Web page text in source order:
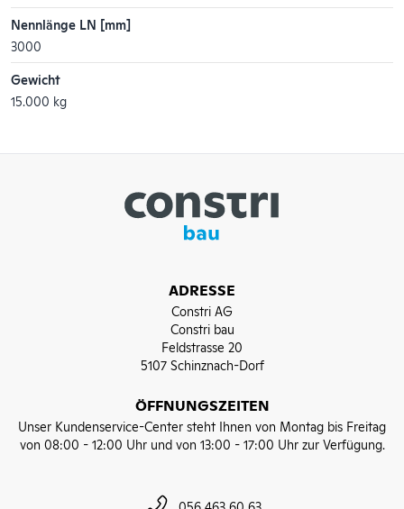
Nennlänge LN [mm]
3000
Gewicht
15.000 kg
ADRESSE
Constri AG
Constri bau
Feldstrasse 20
5107 Schinznach-Dorf
ÖFFNUNGSZEITEN
Unser Kundenservice-Center steht Ihnen von Montag bis Freitag
von 08:00 - 12:00 Uhr und von 13:00 - 17:00 Uhr zur Verfügung.